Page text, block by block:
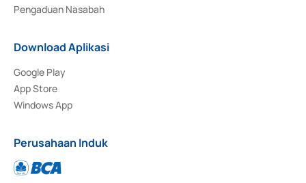
Pengaduan Nasabah
Download Aplikasi
Google Play
App Store
Windows App
Perusahaan Induk